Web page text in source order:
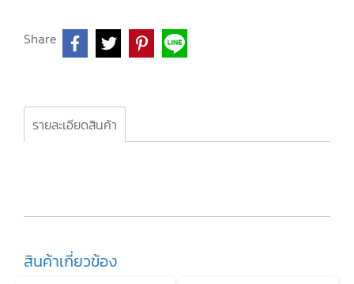
Share
รายละเอียดสินค้า
สินค้าเกี่ยวข้อง